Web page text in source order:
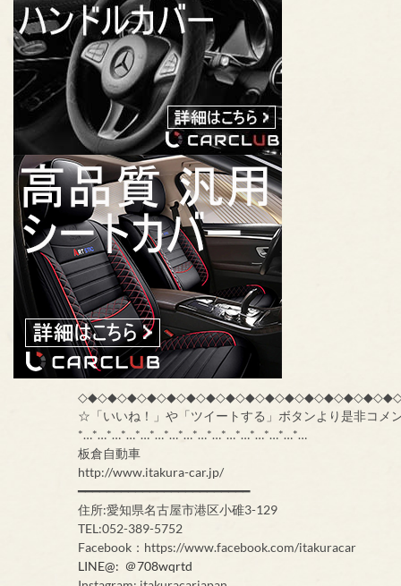
☆「いいね！」や「ツイートする」ボタンより是非コメ
*…*…*…*…*…*…*…*…*…*…*…*…*…*…*…*…
板倉自動車
http://www.itakura-car.jp/
━━━━━━━━━━━━━━━━━━━━━━━━
住所:愛知県名古屋市港区小碓3-129
TEL:052-389-5752
Facebook：https://www.facebook.com/itakuracar
LINE@: ＠708wqrtd